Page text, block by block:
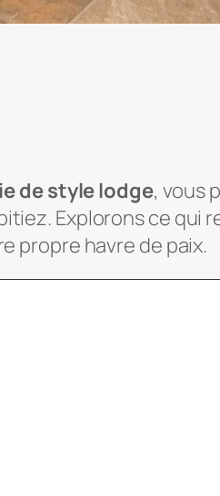
de style lodge, vous
Explorons ce qui
propre havre de paix.